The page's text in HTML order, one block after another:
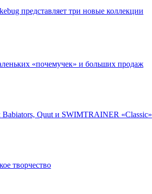
представляет три новые коллекции
«почемучек» и больших продаж
Quut и SWIMTRAINER «Classic»
творчество